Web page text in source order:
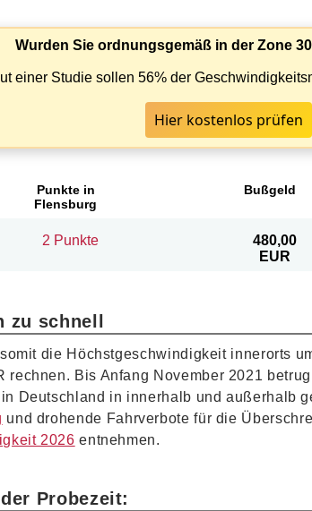
Wurden Sie ordnungsgemäß in der Zone
einer Studie sollen 56% der
Hier kostenlos prüfen
Punkte in
Flensburg
Bußgeld
2 Punkte
480,00
EUR
zu schnell
die Höchstgeschwindigkeit innerorts
Bis Anfang November 2021
Deutschland in innerhalb und außerhalb
und drohende Fahrverbote für die
2026 entnehmen.
Probezeit: